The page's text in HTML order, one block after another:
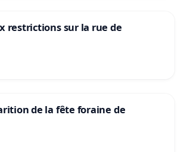
restrictions sur la rue de
de la fête foraine de